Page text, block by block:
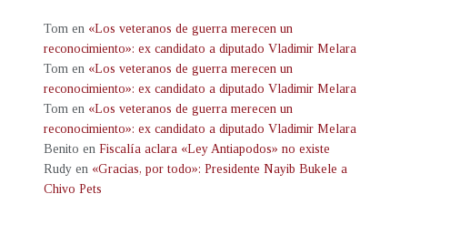
Tom en «Los veteranos de guerra merecen un
reconocimiento»: ex candidato a diputado Vladimir Melara
Tom en «Los veteranos de guerra merecen un
reconocimiento»: ex candidato a diputado Vladimir Melara
Tom en «Los veteranos de guerra merecen un
reconocimiento»: ex candidato a diputado Vladimir Melara
Benito en Fiscalía aclara «Ley Antiapodos» no existe
Rudy en «Gracias, por todo»: Presidente Nayib Bukele a
Chivo Pets